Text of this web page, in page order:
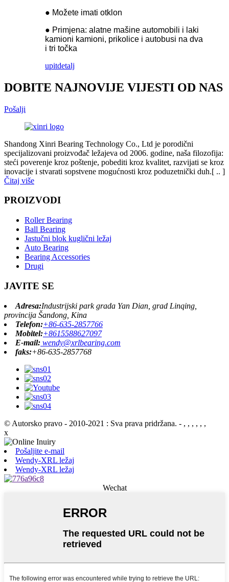
● Možete imati otklon
● Primjena: alatne mašine automobili i laki
kamioni kamioni, prikolice i autobusi na dva
i tri točka
upitdetalj
DOBITE NAJNOVIJE VIJESTI OD NAS
Pošalji
Shandong Xinri Bearing Technology Co., Ltd je porodični
specijalizovani proizvođač ležajeva od 2006. godine, naša filozofija:
steći poverenje kroz poštenje, pobediti kroz kvalitet, razvijati se kroz
inovacije i stvarati sopstvene mogućnosti kroz poduzetnički duh.[ .. ]
Čitaj više
PROIZVODI
Roller Bearing
Ball Bearing
Jastučni blok kuglični ležaj
Auto Bearing
Bearing Accessories
Drugi
JAVITE SE
Adresa:Industrijski park grada Yan Dian, grad Linqing,
provincija Šandong, Kina
Telefon:+86-635-2857766
Mobitel:+8615588627097
E-mail: wendy@xrlbearing.com
faks:+86-635-2857768
© Autorsko pravo - 2010-2021 : Sva prava pridržana. - , , , , , ,
x
Pošaljite e-mail
Wendy-XRL ležaj
Wendy-XRL ležaj
Wechat